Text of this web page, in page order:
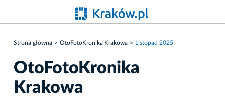
Strona główna OtoFotoKronika Krakowa Listopad 2025
OtoFotoKronika
Krakowa